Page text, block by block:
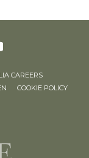
CAREERS
COOKIE POLICY